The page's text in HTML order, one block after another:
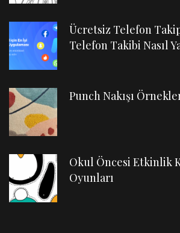
Ücretsiz Telefon
Telefon Takibi Nasıl
Punch Nakışı
Okul Öncesi Etkinlik
Oyunları